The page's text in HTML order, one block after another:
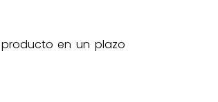
producto en un plazo